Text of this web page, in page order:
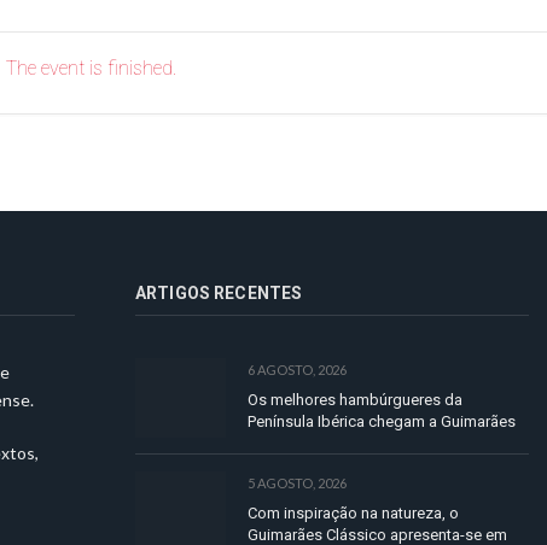
The event is finished.
ARTIGOS RECENTES
6 AGOSTO, 2026
Os melhores hambúrgueres da
Península Ibérica chegam a Guimarães
5 AGOSTO, 2026
Com inspiração na natureza, o
Guimarães Clássico apresenta-se em